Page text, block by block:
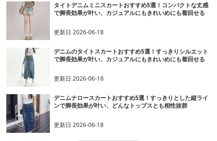
タイトデニムミニスカートおすすめ5選！コンパクトな丈感
で脚長効果が叶い、カジュアルにもきれいめにも着回せる
更新日2026-06-18
デニムのタイトスカートおすすめ5選！すっきりシルエット
で脚長効果が叶い、カジュアルにもきれいめにも着回せる
更新日2026-06-18
デニムナロースカートおすすめ5選！すっきりとした縦ライ
ンで脚長効果が叶い、どんなトップスとも相性抜群
更新日2026-06-18